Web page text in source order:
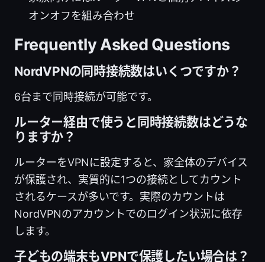
オンオフを組み合わせ
Frequently Asked Questions
NordVPNの同時接続数はいくつですか？
6台まで同時接続が可能です。
ルーター経由で使うと同時接続数はどうな
りますか？
ルーターをVPNに設定すると、家全体のデバイス
が保護され、実質的に1つの接続としてカウント
されるケースが多いです。実際のカウントは
NordVPNのアカウントでのログイン状況に依存
します。
子どもの端末もVPNで保護したい場合は？